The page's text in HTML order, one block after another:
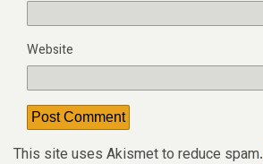
Website
This site uses Akismet to reduce spam.